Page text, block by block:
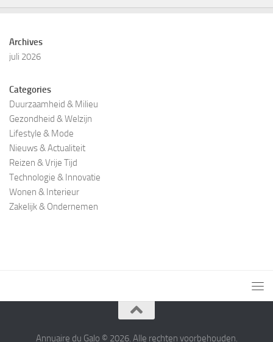
Archives
juli 2026
Categories
Duurzaamheid & Milieu
Gezondheid & Welzijn
Lifestyle & Mode
Nieuws & Actualiteit
Reizen & Vrije Tijd
Technologie & Innovatie
Wonen & Interieur
Zakelijk & Ondernemen
Annuaire du Galo © 2026. Alle rechten voorbehouden.